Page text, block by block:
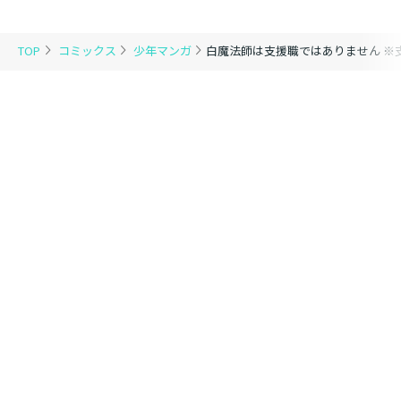
TOP コミックス 少年マンガ 白魔法師は支援職ではありません ※